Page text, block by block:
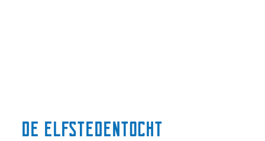
De Elfstedentocht